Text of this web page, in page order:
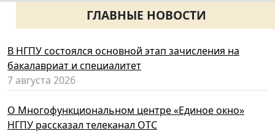
ГЛАВНЫЕ НОВОСТИ
В НГПУ состоялся основной этап зачисления на
бакалавриат и специалитет
7 августа 2026
О Многофункциональном центре «Единое окно»
НГПУ рассказал телеканал ОТС